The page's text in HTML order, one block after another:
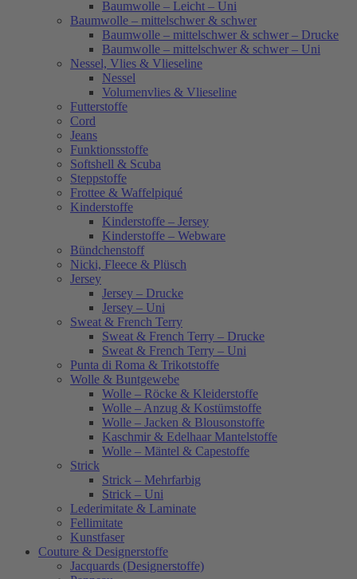
Baumwolle – Leicht – Uni
Baumwolle – mittelschwer & schwer
Baumwolle – mittelschwer & schwer – Drucke
Baumwolle – mittelschwer & schwer – Uni
Nessel, Vlies & Vlieseline
Nessel
Volumenvlies & Vlieseline
Futterstoffe
Cord
Jeans
Funktionsstoffe
Softshell & Scuba
Steppstoffe
Frottee & Waffelpiqué
Kinderstoffe
Kinderstoffe – Jersey
Kinderstoffe – Webware
Bündchenstoff
Nicki, Fleece & Plüsch
Jersey
Jersey – Drucke
Jersey – Uni
Sweat & French Terry
Sweat & French Terry – Drucke
Sweat & French Terry – Uni
Punta di Roma & Trikotstoffe
Wolle & Buntgewebe
Wolle – Röcke & Kleiderstoffe
Wolle – Anzug & Kostümstoffe
Wolle – Jacken & Blousonstoffe
Kaschmir & Edelhaar Mantelstoffe
Wolle – Mäntel & Capestoffe
Strick
Strick – Mehrfarbig
Strick – Uni
Lederimitate & Laminate
Fellimitate
Kunstfaser
Couture & Designerstoffe
Jacquards (Designerstoffe)